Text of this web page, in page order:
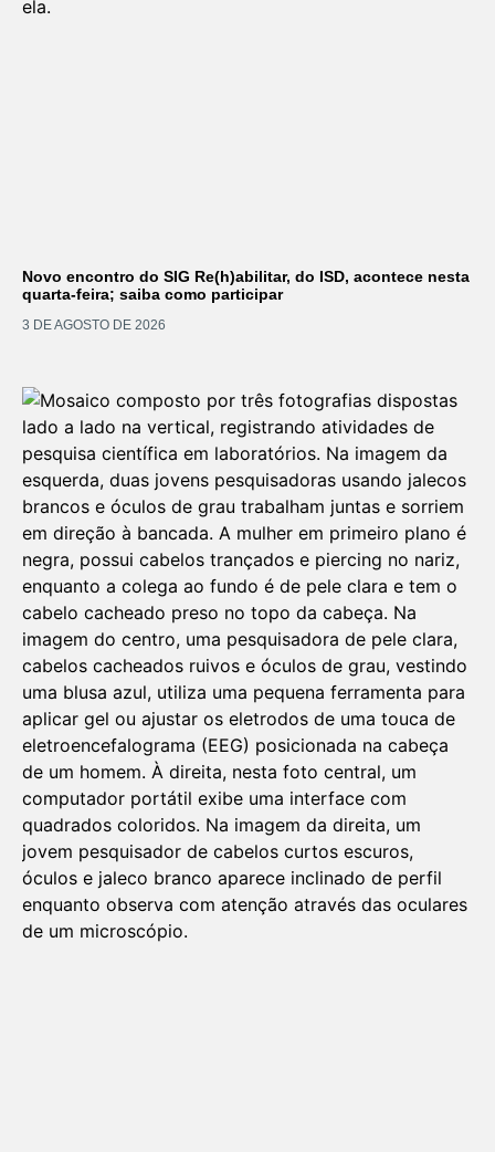
Novo encontro do SIG Re(h)abilitar, do ISD, acontece nesta
quarta-feira; saiba como participar
3 DE AGOSTO DE 2026